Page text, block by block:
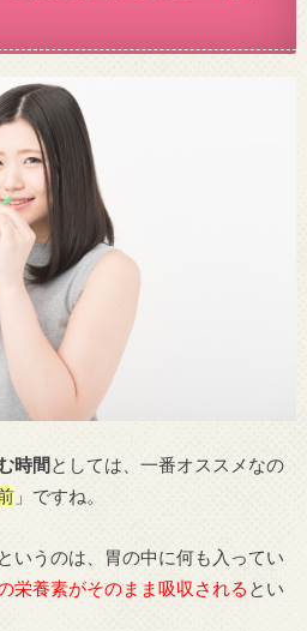
時間 としては、一番オススメなの
」ですね。
いうのは、胃の中に何も入ってい
栄養素がそのまま吸収される とい